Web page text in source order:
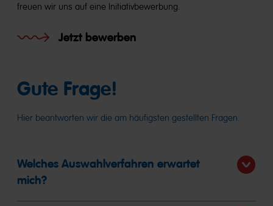
freuen wir uns auf eine Initiativbewerbung.
Jetzt bewerben
Gute Frage!
Hier beantworten wir die am häufigsten gestellten Fragen.
Welches Auswahlverfahren erwartet
mich?